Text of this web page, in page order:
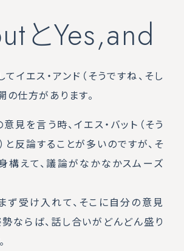
とYes,and
イエス・アンド（そうですね、そし
の仕方があります。
見を言う時、イエス・バット（そう
と反論することが多いのですが、そ
構えて、議論がなかなかスムーズ
ず受け入れて、そこに自分の意見
ならば、話し合いがどんどん盛り